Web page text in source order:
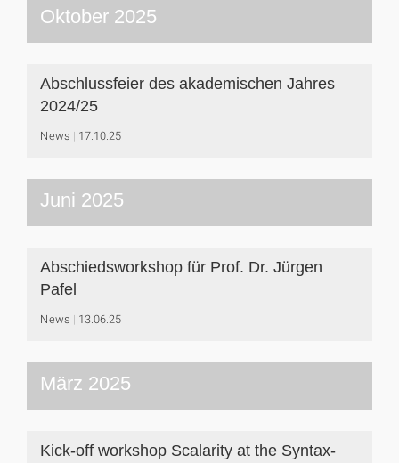
Oktober 2025
Abschlussfeier des akademischen Jahres
2024/25
News 17.10.25
Juni 2025
Abschiedsworkshop für Prof. Dr. Jürgen
Pafel
News 13.06.25
März 2025
Kick-off workshop Scalarity at the Syntax-